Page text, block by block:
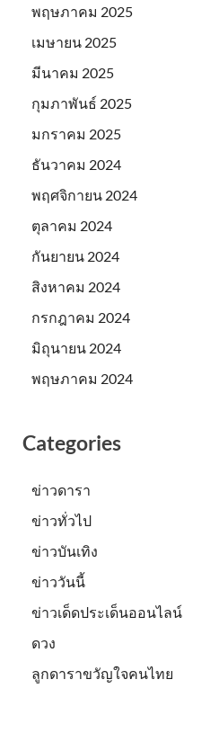
พฤษภาคม 2025
เมษายน 2025
มีนาคม 2025
กุมภาพันธ์ 2025
มกราคม 2025
ธันวาคม 2024
พฤศจิกายน 2024
ตุลาคม 2024
กันยายน 2024
สิงหาคม 2024
กรกฎาคม 2024
มิถุนายน 2024
พฤษภาคม 2024
Categories
ข่าวดารา
ข่าวทั่วไป
ข่าวบันเทิง
ข่าววันนี้
ข่าวเด็ดประเด็นออนไลน์
ดวง
ลูกดาราขวัญใจคนไทย